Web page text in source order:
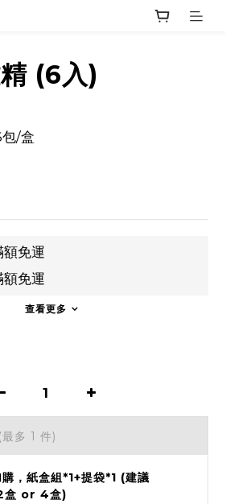
(6入)
/盒
額免運
額免運
查看更多
(最多 1 件)
購，紙盒組*1+提袋*1 (建議
盒 or 4盒)